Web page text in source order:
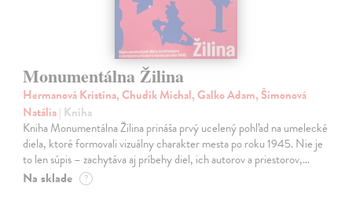
Monumentálna Žilina
Hermanová Kristína, Chudík Michal, Galko Adam, Šimonová
Natália| Kniha
Kniha Monumentálna Žilina prináša prvý ucelený pohľad na umelecké
diela, ktoré formovali vizuálny charakter mesta po roku 1945. Nie je
to len súpis – zachytáva aj príbehy diel, ich autorov a priestorov,…
Na sklade ?